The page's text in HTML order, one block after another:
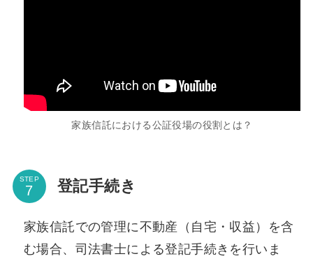
家族信託における公証役場の役割とは？
STEP 登記手続き
家族信託での管理に不動産（自宅・収益）を含
む場合、司法書士による登記手続きを行いま